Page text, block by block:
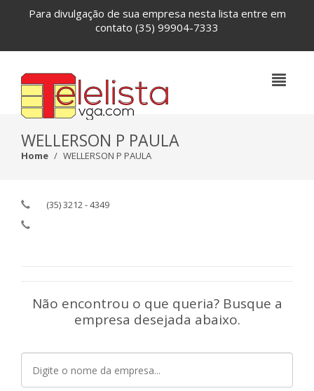
Para divulgação de sua empresa nesta lista entre em
contato (35) 99904-7333
WELLERSON P PAULA
Home WELLERSON P PAULA
(35) 3212 - 4349
Não encontrou o que queria? Busque a
empresa desejada abaixo.